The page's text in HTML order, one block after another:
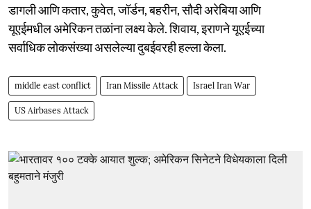
डागली आणि कतार, कुवेत, जॉर्डन, बहरीन, सौदी अरेबिया आणि
यूएईमधील अमेरिकन तळांना लक्ष्य केले. शिवाय, इराणने यूएईच्या
सर्वाधिक लोकसंख्या असलेल्या दुबईवरही हल्ला केला.
middle east conflict Iran Missile Attack Israel Iran War
US Airbases Attack